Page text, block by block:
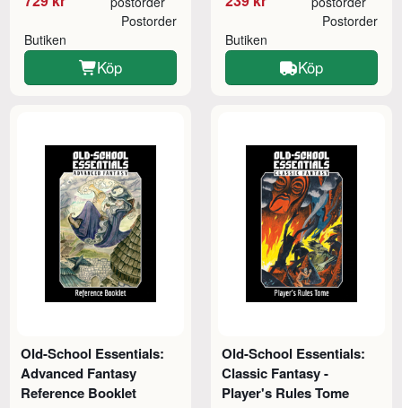
Butiken
Postorder
Köp
Butiken
Postorder
Köp
Old-School Essentials:
Advanced Fantasy
Reference Booklet
Old-School Essentials:
Classic Fantasy -
Player's Rules Tome